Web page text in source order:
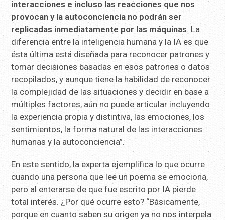
interacciones e incluso las reacciones que nos
provocan y la autoconciencia no podrán ser
replicadas inmediatamente por las máquinas. La
diferencia entre la inteligencia humana y la IA es que
ésta última está diseñada para reconocer patrones y
tomar decisiones basadas en esos patrones o datos
recopilados, y aunque tiene la habilidad de reconocer
la complejidad de las situaciones y decidir en base a
múltiples factores, aún no puede articular incluyendo
la experiencia propia y distintiva, las emociones, los
sentimientos, la forma natural de las interacciones
humanas y la autoconciencia”.
En este sentido, la experta ejemplifica lo que ocurre
cuando una persona que lee un poema se emociona,
pero al enterarse de que fue escrito por IA pierde
total interés. ¿Por qué ocurre esto? “Básicamente,
porque en cuanto saben su origen ya no nos interpela